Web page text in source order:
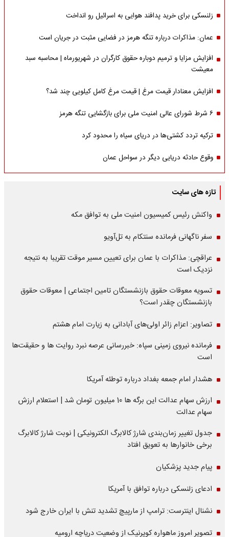
زلنسکی برای خرید پدافند هوایی به اسرائیل رو انداخت
عمان: مذاکرات درباره تنگه هرمز در فضایی مثبت در جریان است
افزایش مزایا و ترمیم دوباره حقوق کارگران در شهریورماه | محاسبه سبد
معیشت
افزایش معنادار قیمت مرغ | قیمت مرغ کامل کیلویی چند شد؟
۶ شرط شورای عالی امنیت ملی برای بازگشایی تنگه هرمز
ترکیه تردد کشتی‌ها در دریای سیاه را محدود کرد
وقوع حادثه دریایی دیگر در سواحل عمان
تازه های سایت
واکنش رئیس کمیسیون امنیت ملی به توافق مکه
سفر ناگهانی فرمانده سنتکام به تل‌آویو
عراقچی: مذاکرات با عمان برای تعیین مسیر موقت تقریبا به نتیجه
نزدیک است
تسویه معوقات حقوق بازنشستگان تامین اجتماعی | معوقات حقوق
بازنشستگان چقدر است؟
تصاویر: اعزام زائر اولی‌های آبادانی به زیارت امام هشتم
فرمانده نیروی زمینی سپاه: خبررسانی عرصه نبرد روایت ها و حقیقت‌ها
است
هشدار امام جمعه بغداد درباره توطئه آمریکا
ارزش سهام عدالت این برگه ها 10 میلیون تومان شد | استعلام ارزش
سهام عدالت
جدول تغییر زمان‌بندی شارژ کالابرگ الکترونیکی | نوبت شارژ کالابرگ
برخی خانوارها به تعویق افتاد
پیام جدید پزشکیان
ادعای زلنسکی درباره توافق با آمریکا
نشنال اینترست: ترامپ از مارپیچ تشدید تنش با ایران خارج شود
تصویر امروز ماهواره کوپرنیک از وضعیت دریاچه ارومیه